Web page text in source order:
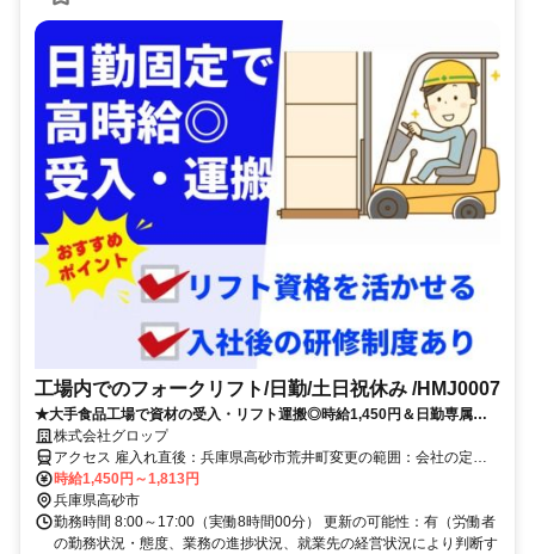
工場内でのフォークリフト/日勤/土日祝休み /HMJ0007
★大手食品工場で資材の受入・リフト運搬◎時給1,450円＆日勤専属・
土日祝休み♪資格を活かして働ける☆
株式会社グロップ
アクセス 雇入れ直後：兵庫県高砂市荒井町変更の範囲：会社の定め
る就業場所＼アクセス／山陽電車「荒井駅」より徒歩15分＼通勤備考
／山陽電車「荒井駅」より徒歩15分
時給1,450円～1,813円
兵庫県高砂市
勤務時間 8:00～17:00（実働8時間00分） 更新の可能性：有（労働者
の勤務状況・態度、業務の進捗状況、就業先の経営状況により判断す